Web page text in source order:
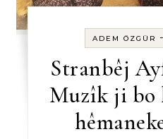
ADEM ÖZGÜR -
Stranbêj
Muzîk ji bo